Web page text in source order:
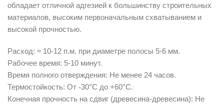
обладает отличной адгезией к большинству строительных
материалов, высоким первоначальным схватыванием и
высокой прочностью.
Расход: ≈ 10-12 п.м. при диаметре полосы 5-6 мм.
Рабочее время: 5-10 минут.
Время полного отверждения: Не менее 24 часов.
Термостойкость: От -30°C до +60°C.
Конечная прочность на сдвиг (древесина-древесина): Не